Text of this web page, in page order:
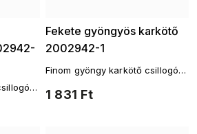
Fekete gyöngyös karkötő
2002942-1
1 831 Ft
Finom gyöngy karkötő csillogó